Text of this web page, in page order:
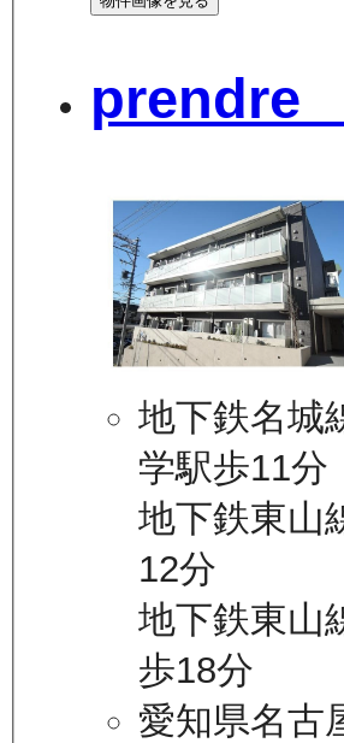
prendre
地下鉄名城
学駅歩11分
地下鉄東山
12分
地下鉄東山
歩18分
愛知県名古